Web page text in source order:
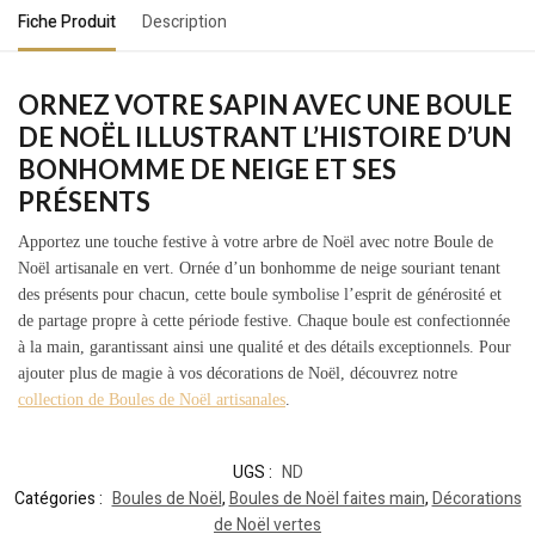
Fiche Produit Description
ORNEZ VOTRE SAPIN AVEC UNE BOULE
DE NOËL ILLUSTRANT L’HISTOIRE D’UN
BONHOMME DE NEIGE ET SES
PRÉSENTS
Apportez une touche festive à votre arbre de Noël avec notre Boule de
Noël artisanale en vert. Ornée d’un bonhomme de neige souriant tenant
des présents pour chacun, cette boule symbolise l’esprit de générosité et
de partage propre à cette période festive. Chaque boule est confectionnée
à la main, garantissant ainsi une qualité et des détails exceptionnels. Pour
ajouter plus de magie à vos décorations de Noël, découvrez notre
collection de Boules de Noël artisanales
UGS : ND
Catégories : Boules de Noël,Boules de Noël faites main,Décorations
de Noël vertes